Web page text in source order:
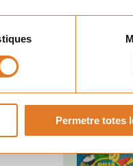
Permetre totes
SEGÜENT